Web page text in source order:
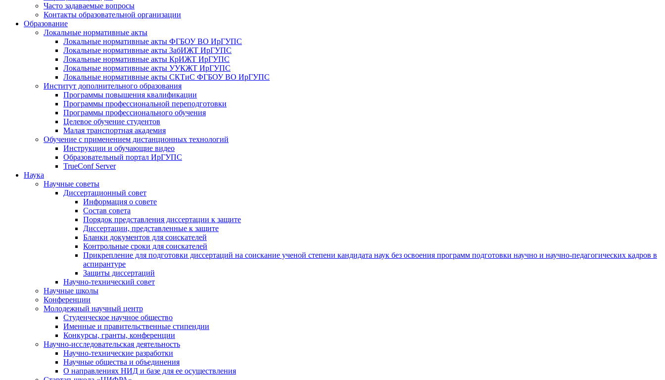
Часто задаваемые вопросы
Контакты образовательной организации
Образование
Локальные нормативные акты
Локальные нормативные акты ФГБОУ ВО ИрГУПС
Локальные нормативные акты ЗабИЖТ ИрГУПС
Локальные нормативные акты КрИЖТ ИрГУПС
Локальные нормативные акты УУКЖТ ИрГУПС
Локальные нормативные акты СКТиС ФГБОУ ВО ИрГУПС
Институт дополнительного образования
Программы повышения квалификации
Программы профессиональной переподготовки
Программы профессионального обучения
Целевое обучение студентов
Малая транспортная академия
Обучение с применением дистанционных технологий
Инструкции и обучающие видео
Образовательный портал ИрГУПС
TrueConf Server
Наука
Научные советы
Диссертационный совет
Информация о совете
Состав совета
Порядок представления диссертации к защите
Диссертации, представленные к защите
Бланки документов для соискателей
Контрольные сроки для соискателей
Прикрепление для подготовки диссертаций на соискание ученой степени кандидата наук без освоения программ подготовки научно и научно-педагогических кадров в
аспирантуре
Защиты диссертаций
Научно-технический совет
Научные школы
Конференции
Молодежный научный центр
Студенческое научное общество
Именные и правительственные стипендии
Конкурсы, гранты, конференции
Научно-исследовательская деятельность
Научно-технические разработки
Научные общества и объединения
О направлениях НИД и базе для ее осуществления